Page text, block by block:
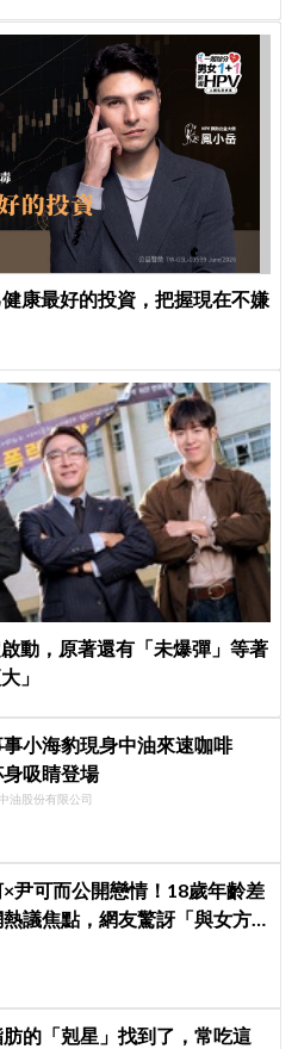
康最好的投資，把握現在不嫌
動，原著還有「未爆彈」等著
」
事小海豹現身中油來速咖啡
身吸睛登場
油股份有限公司
尹可而公開戀情！18歲年齡差
議焦點，網友驚訝「與女方
的「剋星」找到了，常吃這